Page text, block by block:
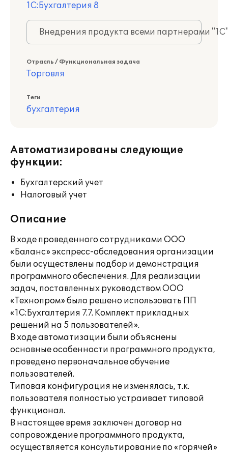
1С:Бухгалтерия 8
Внедрения продукта всеми партнерами
Отрасль / Функциональная задача
Торговля
Теги
бухгалтерия
Автоматизированы следующие
функции:
Бухгалтерский учет
Налоговый учет
Описание
В ходе проведенного сотрудниками ООО
«Баланс» экспресс-обследования организации
были осуществлены подбор и демонстрация
программного обеспечения. Для реализации
задач, поставленных руководством ООО
«Технопром» было решено использовать ПП
«1С:Бухгалтерия 7.7. Комплект прикладных
решений на 5 пользователей».
В ходе автоматизации были объяснены
основные особенности программного продукта,
проведено первоначальное обучение
пользователей.
Типовая конфигурация не изменялась, т.к.
пользователя полностью устраивает типовой
функционал.
В настоящее время заключен договор на
сопровождение программного продукта,
осуществляется консультирование по «горячей»